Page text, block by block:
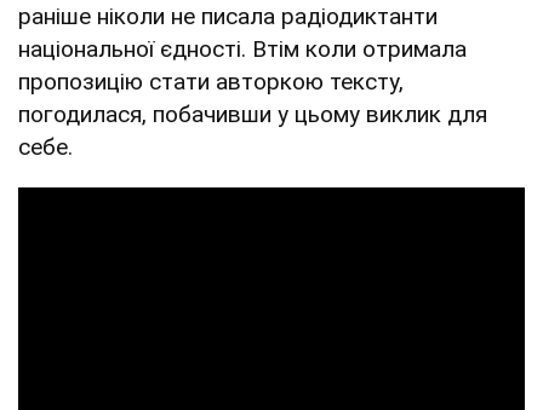
раніше ніколи не писала радіодиктанти
національної єдності. Втім коли отримала
пропозицію стати авторкою тексту,
погодилася, побачивши у цьому виклик для
себе.